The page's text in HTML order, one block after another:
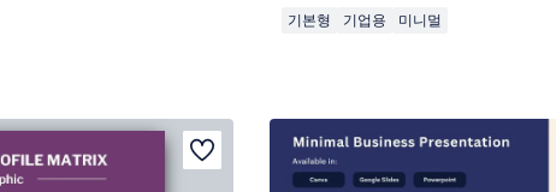
기본형 기업용 미니멀